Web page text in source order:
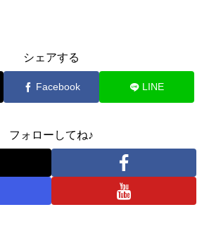
シェアする
Facebook LINE
フォローしてね♪